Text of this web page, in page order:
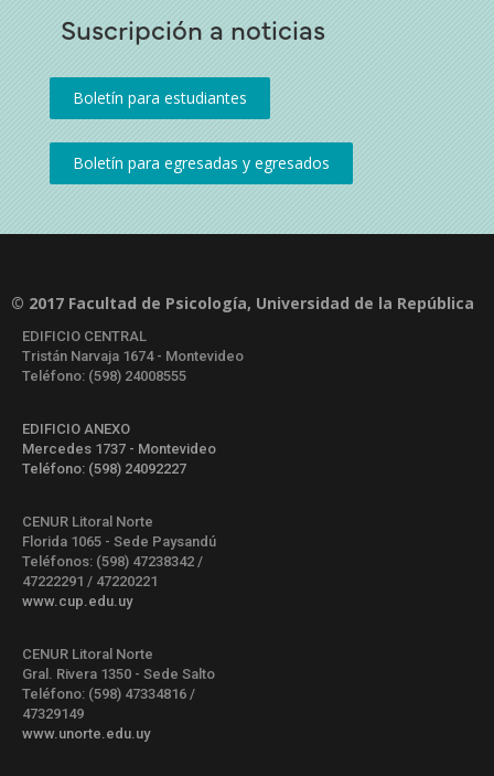
Suscripción a noticias
© 2017 Facultad de Psicología, Universidad de la República
EDIFICIO CENTRAL
Tristán Narvaja 1674 - Montevideo
Teléfono: (598) 24008555
EDIFICIO ANEXO
Mercedes 1737 - Montevideo
Teléfono: (598) 24092227
CENUR Litoral Norte
Florida 1065 - Sede Paysandú
Teléfonos: (598) 47238342 /
47222291 / 47220221
www.cup.edu.uy
CENUR Litoral Norte
Gral. Rivera 1350 - Sede Salto
Teléfono: (598) 47334816 /
47329149
www.unorte.edu.uy